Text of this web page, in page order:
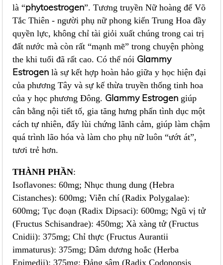
là “phytoestrogen”. Tương truyền Nữ hoàng đế Võ
Tắc Thiên - người phụ nữ phong kiến Trung Hoa đầy
quyền lực, không chỉ tài giỏi xuất chúng trong cai trị
đất nước mà còn rất “mạnh mẽ” trong chuyện phòng
the khi tuổi đã rất cao. Có thể nói Glammy
Estrogen là sự kết hợp hoàn hảo giữa y học hiện đại
của phương Tây và sự kế thừa truyền thống tinh hoa
của y học phương Đông. Glammy Estrogen giúp
cân bằng nội tiết tố, gia tăng hưng phấn tình dục một
cách tự nhiên, đẩy lùi chứng lãnh cảm, giúp làm chậm
quá trình lão hóa và làm cho phụ nữ luôn “ướt át”,
tươi trẻ hơn.
THÀNH PHẦN:
Isoflavones: 60mg; Nhục thung dung (Hebra
Cistanches): 600mg; Viễn chí (Radix Polygalae):
600mg; Tục đoạn (Radix Dipsaci): 600mg; Ngũ vị tử
(Fructus Schisandrae): 450mg; Xà xàng tử (Fructus
Cnidii): 375mg; Chỉ thực (Fructus Aurantii
immaturus): 375mg; Dâm dương hoắc (Herba
Epimedii): 375mg; Đảng sâm (Radix Codonopsis